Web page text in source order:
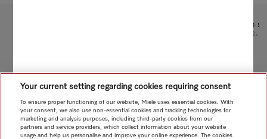
受限於技術變化；不對所提供資訊的準確性承擔任何責任！
請注意，香港地區目前不提供電器聯網工具配件 和 Alexa 功能 。
Your current setting regarding cookies requiring consent
To ensure proper functioning of our website, Miele uses essential cookies. With
your consent, we also use non-essential cookies and tracking technologies for
marketing and analysis purposes, including third-party cookies from our
partners and service providers, which collect information about your website
usage and help us personalise and improve your online experience. The cookies